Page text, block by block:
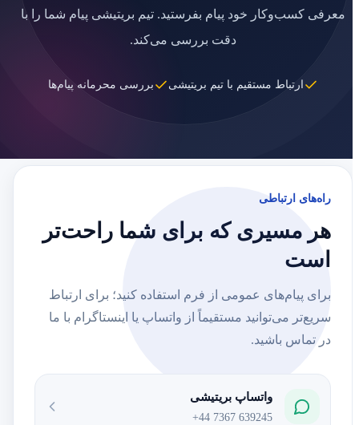
معرفی کسب‌وکار خود پیام بفرستید. تیم بریتیشی پیام شما را با
دقت بررسی می‌کند.
ارتباط مستقیم با تیم بریتیشی بررسی محرمانه پیام‌ها
راه‌های ارتباطی
هر مسیری که برای شما راحت‌تر
است
برای پیام‌های عمومی از فرم استفاده کنید؛ برای ارتباط
سریع‌تر می‌توانید مستقیماً از واتساپ یا اینستاگرام با ما
در تماس باشید.
واتساپ بریتیشی
+44 7367 639245